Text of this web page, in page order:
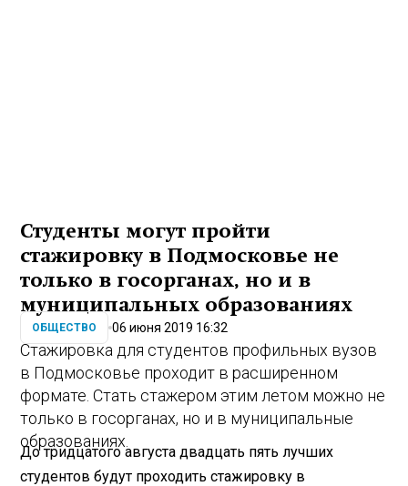
Студенты могут пройти
стажировку в Подмосковье не
только в госорганах, но и в
муниципальных образованиях
ОБЩЕСТВО 06 июня 2019 16:32
Стажировка для студентов профильных вузов
в Подмосковье проходит в расширенном
формате. Стать стажером этим летом можно не
только в госорганах, но и в муниципальные
образованиях.
До тридцатого августа двадцать пять лучших
студентов будут проходить стажировку в